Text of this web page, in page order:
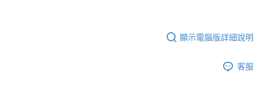
顯示電腦版詳細說明
客服